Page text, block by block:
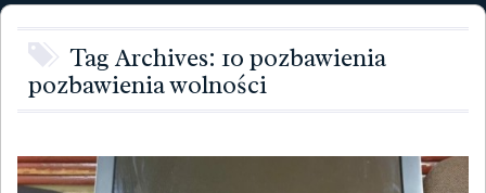
Tag Archives: 10 pozbawienia
pozbawienia wolności